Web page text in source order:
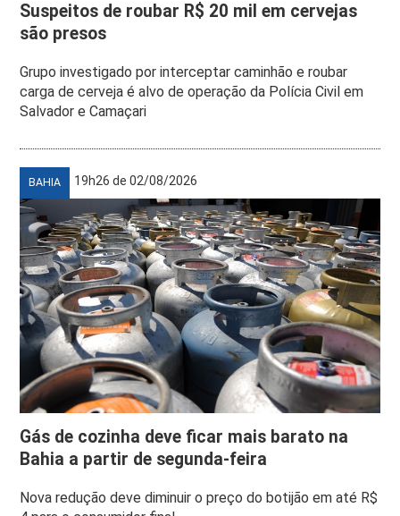
Suspeitos de roubar R$ 20 mil em cervejas
são presos
Grupo investigado por interceptar caminhão e roubar
carga de cerveja é alvo de operação da Polícia Civil em
Salvador e Camaçari
BAHIA 19h26 de 02/08/2026
Gás de cozinha deve ficar mais barato na
Bahia a partir de segunda-feira
Nova redução deve diminuir o preço do botijão em até R$